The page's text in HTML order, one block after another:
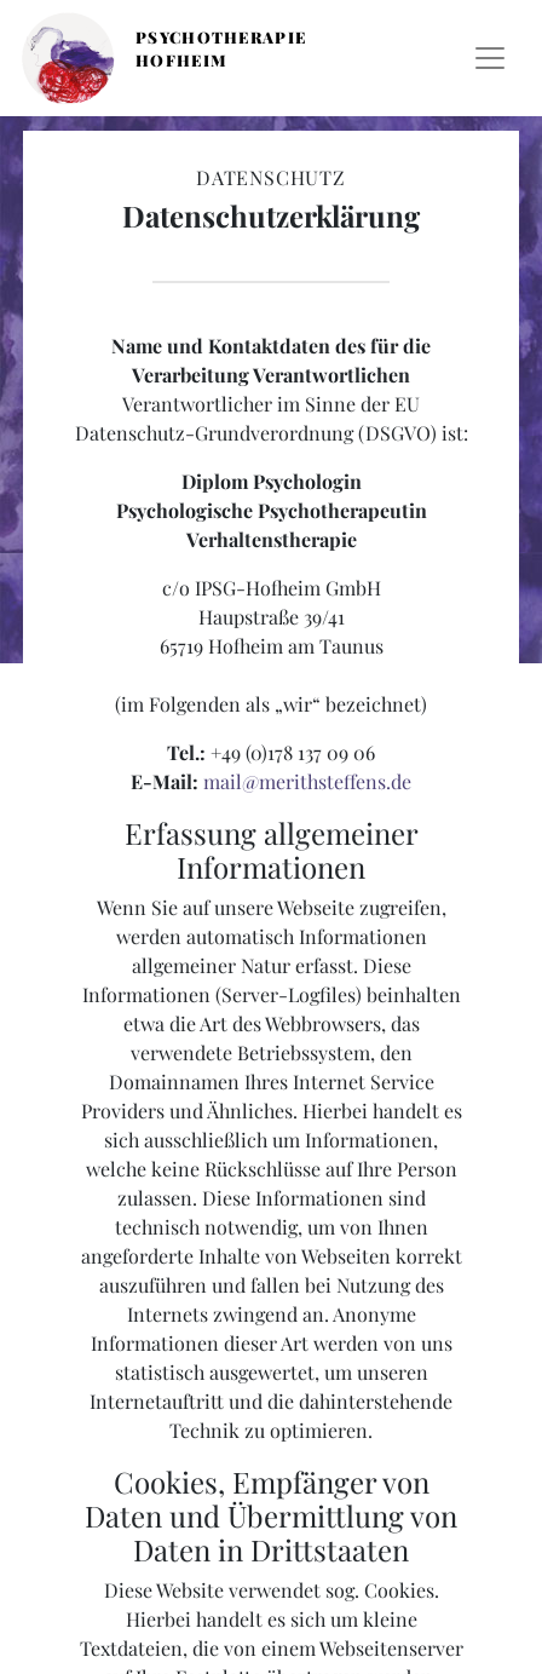
PSYCHOTHERAPIE
HOFHEIM
DATENSCHUTZ
Datenschutzerklärung
Name und Kontaktdaten des für die
Verarbeitung Verantwortlichen
Verantwortlicher im Sinne der EU
Datenschutz-Grundverordnung (DSGVO) ist:
Diplom Psychologin
Psychologische Psychotherapeutin
Verhaltenstherapie
c/o IPSG-Hofheim GmbH
Haupstraße 39/41
65719 Hofheim am Taunus
(im Folgenden als „wir“ bezeichnet)
Tel.: +49 (0)178 137 09 06
E-Mail: mail@merithsteffens.de
Erfassung allgemeiner
Informationen
Wenn Sie auf unsere Webseite zugreifen,
werden automatisch Informationen
allgemeiner Natur erfasst. Diese
Informationen (Server-Logfiles) beinhalten
etwa die Art des Webbrowsers, das
verwendete Betriebssystem, den
Domainnamen Ihres Internet Service
Providers und Ähnliches. Hierbei handelt es
sich ausschließlich um Informationen,
welche keine Rückschlüsse auf Ihre Person
zulassen. Diese Informationen sind
technisch notwendig, um von Ihnen
angeforderte Inhalte von Webseiten korrekt
auszuführen und fallen bei Nutzung des
Internets zwingend an. Anonyme
Informationen dieser Art werden von uns
statistisch ausgewertet, um unseren
Internetauftritt und die dahinterstehende
Technik zu optimieren.
Cookies, Empfänger von
Daten und Übermittlung von
Daten in Drittstaaten
Diese Website verwendet sog. Cookies.
Hierbei handelt es sich um kleine
Textdateien, die von einem Webseitenserver